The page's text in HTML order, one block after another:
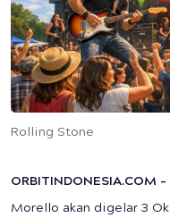
Rolling Stone
ORBITINDONESIA.COM –
Morello akan digelar 3